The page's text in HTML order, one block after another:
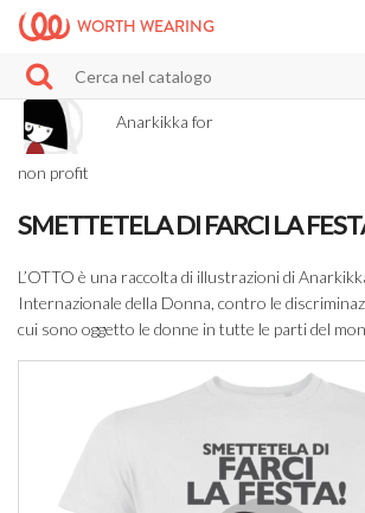
WORTH WEARING
Anarkikka for
non profit
SMETTETELA DI FARCI LA
L’OTTO è una raccolta di illustrazioni di
Internazionale della Donna, contro le
cui sono oggetto le donne in tutte le parti del